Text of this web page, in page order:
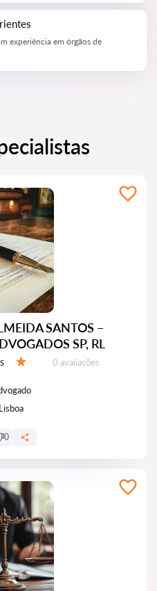
experiência em órgãos de
SANTOS –
SP, RL
Avaliações:
0 avaliações
Lisboa
0